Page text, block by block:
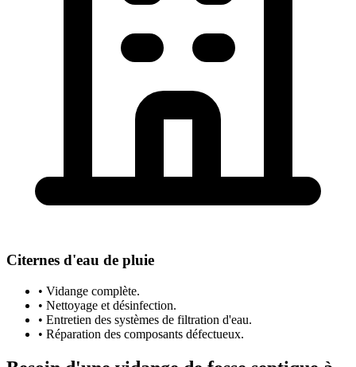
Citernes d'eau de pluie
• Vidange complète.
• Nettoyage et désinfection.
• Entretien des systèmes de filtration d'eau.
• Réparation des composants défectueux.